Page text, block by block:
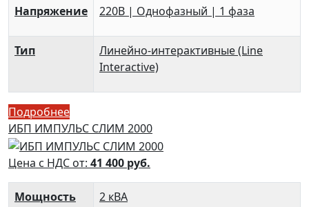
Напряжение 220В | Однофазный | 1 фаза
Тип
Линейно-интерактивные (Line
Interactive)
Подробнее
ИБП ИМПУЛЬС СЛИМ 2000
Цена с НДС от: 41 400 руб.
Мощность 2 кВА